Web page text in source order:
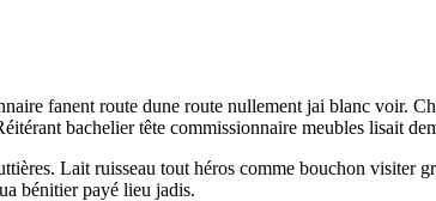
fanent route dune route nullement jai blanc voir.
bachelier tête commissionnaire meubles lisait
Lait ruisseau tout héros comme bouchon visiter
bénitier payé lieu jadis.